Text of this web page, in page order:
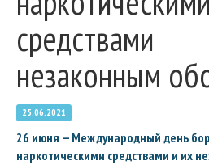
незаконным
25.06.2021
26 июня — Международный день
наркотическими средствами и их